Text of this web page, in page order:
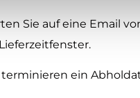
Sie auf eine Email
ein